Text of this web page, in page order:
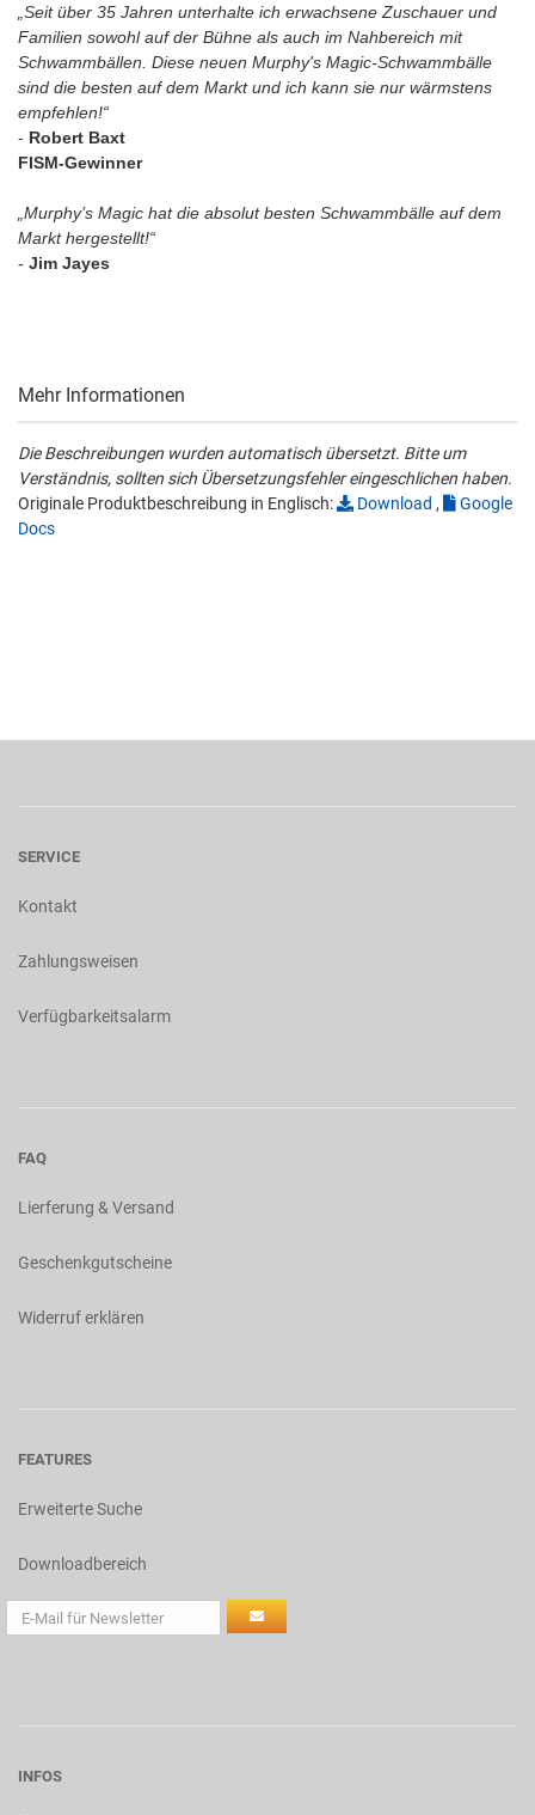
„Seit über 35 Jahren unterhalte ich erwachsene Zuschauer und
Familien sowohl auf der Bühne als auch im Nahbereich mit
Schwammbällen. Diese neuen Murphy's Magic-Schwammbälle
sind die besten auf dem Markt und ich kann sie nur wärmstens
empfehlen!“
- Robert Baxt
FISM-Gewinner
„Murphy’s Magic hat die absolut besten Schwammbälle auf dem
Markt hergestellt!“
- Jim Jayes
Mehr Informationen
Die Beschreibungen wurden automatisch übersetzt. Bitte um
Verständnis, sollten sich Übersetzungsfehler eingeschlichen haben.
Originale Produktbeschreibung in Englisch:
Download ,
Google
Docs
SERVICE
Kontakt
Zahlungsweisen
Verfügbarkeitsalarm
FAQ
Lierferung & Versand
Geschenkgutscheine
Widerruf erklären
FEATURES
Erweiterte Suche
Downloadbereich
INFOS